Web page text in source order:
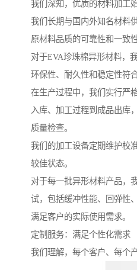
我们深知，优质的材料加工
我们长期与国内外知名材料
原材料品质的可靠性和一致性
对于EVA珍珠棉异形材料，
环保性、耐久性和稳定性符
在生产过程中，我们实行严
入库、加工过程到成品出库
质量检查。
我们的加工设备定期维护校
较佳状态。
对于每一批异形材料产品，
试，包括缓冲性能、回弹性
满足客户的实际使用需求。
定制服务：满足个性化需求
我们理解，每个客户、每个